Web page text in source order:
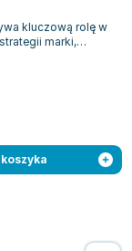
kluczową rolę w
marki,
projektów...
koszyka